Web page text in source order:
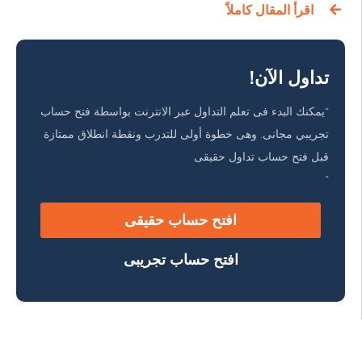
اقرأ المقال كاملاً
تداول الآن!
“يمكنك البدء فى تعلم التداول عبر الانترنت بواسطة فتح حساب
تجريبي مجانى. وهى خطوة أولى للتدرب ونقطة انطلاق ممتازة
قبل فتح حساب تداول حقيقى
“
افتح حساب حقيقى
افتح حساب تجريبى